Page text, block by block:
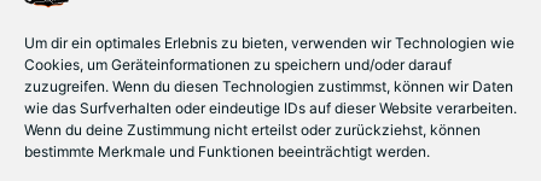
Um dir ein optimales Erlebnis zu bieten, verwenden wir Technologien wie
Cookies, um Geräteinformationen zu speichern und/oder darauf
zuzugreifen. Wenn du diesen Technologien zustimmst, können wir Daten
wie das Surfverhalten oder eindeutige IDs auf dieser Website verarbeiten.
Wenn du deine Zustimmung nicht erteilst oder zurückziehst, können
bestimmte Merkmale und Funktionen beeinträchtigt werden.